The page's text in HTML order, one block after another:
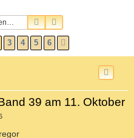
SUCHEERWEITERTE
3 4 5 6
39 am 11. Oktober